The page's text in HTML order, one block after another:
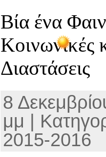
Βία ένα
Κοινωνικές
Διαστάσεις
8
μμ |
2015-2016